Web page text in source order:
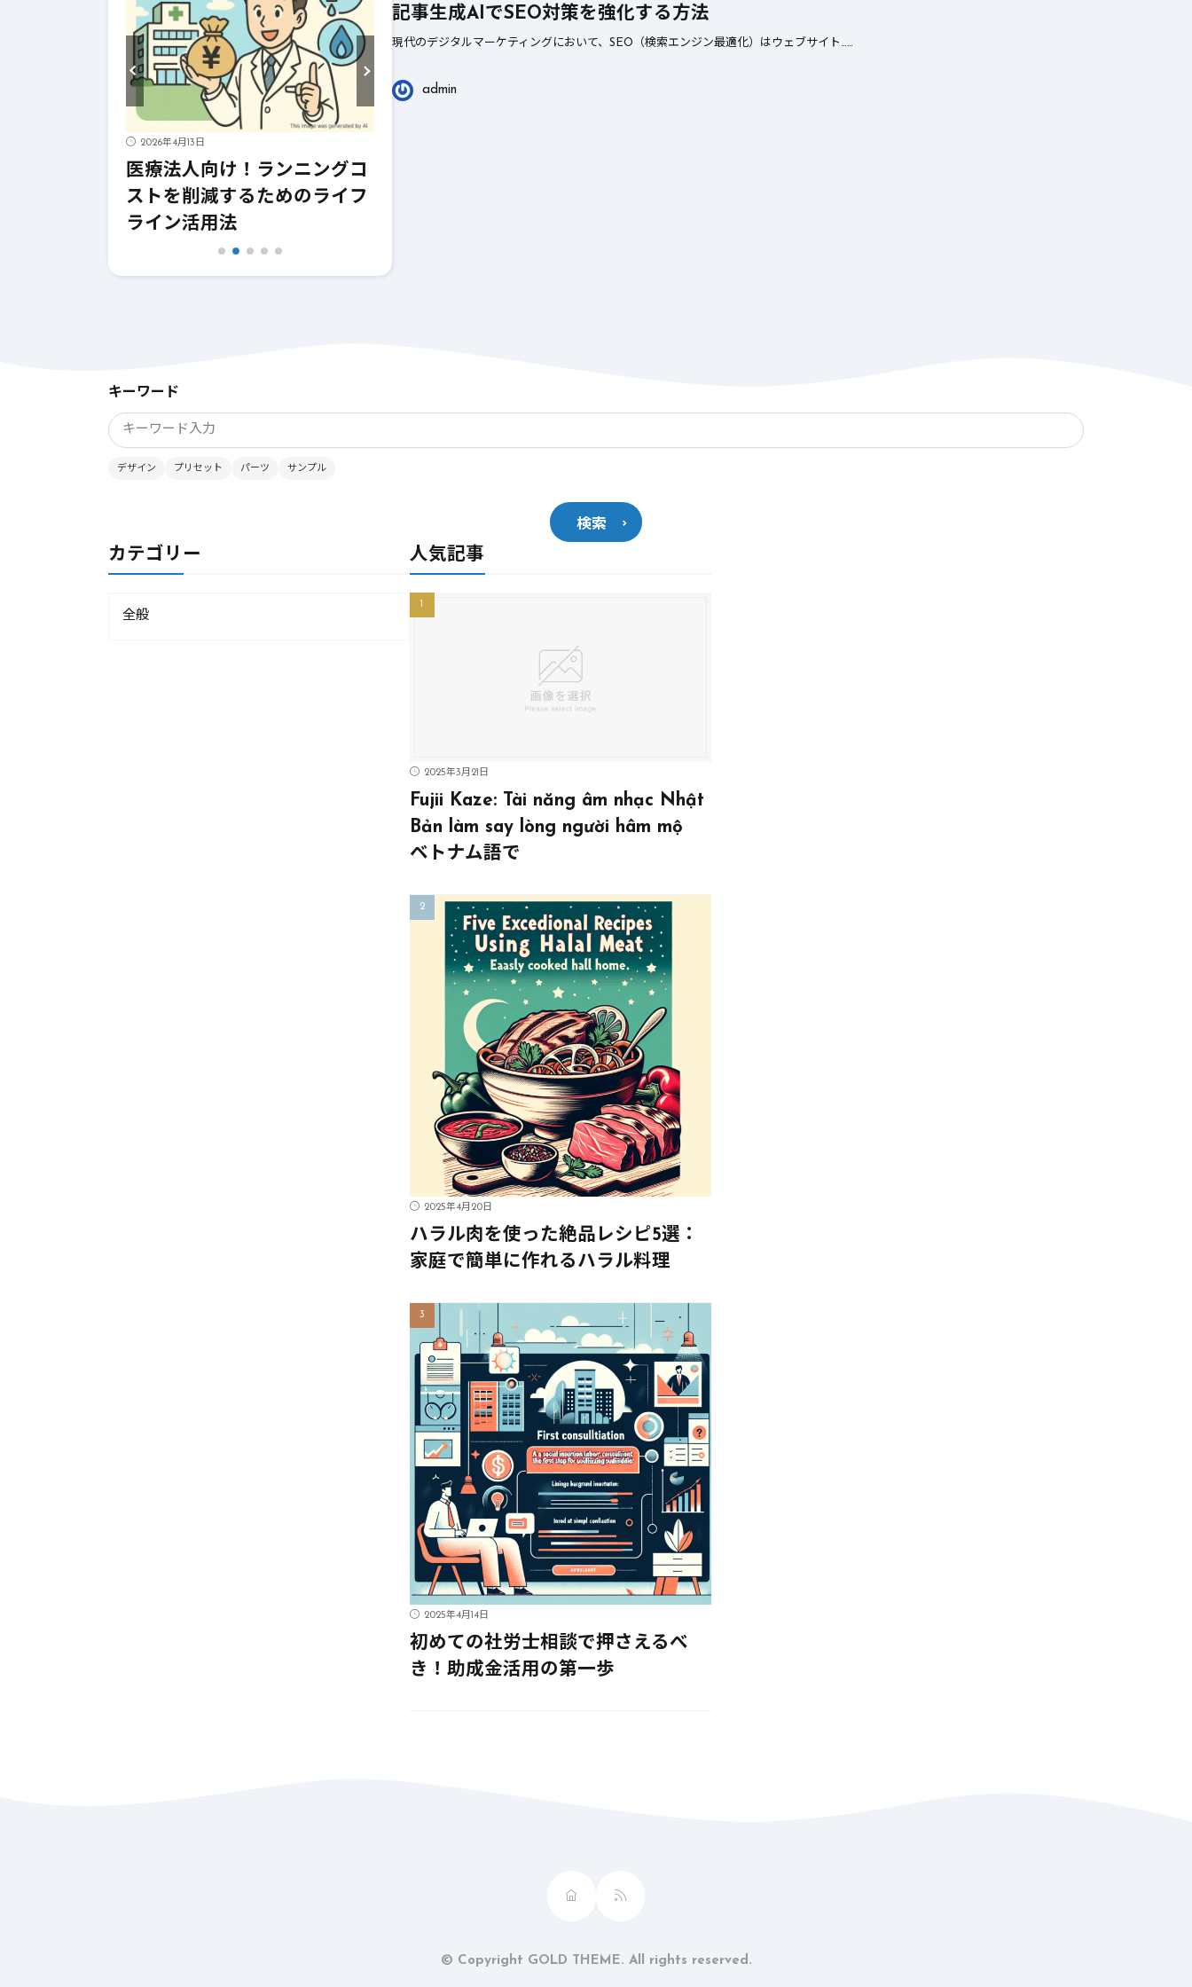
2026年4月13日
医療法人向け！ランニングコ
ストを削減するためのライフ
ライン活用法
記事生成AIでSEO対策を強化する方法
現代のデジタルマーケティングにおいて、SEO（検索エンジン最適化）はウェブサイト……
admin
キーワード
デザイン プリセット パーツ サンプル
検索
カテゴリー
全般
人気記事
2025年3月21日
Fujii Kaze: Tài năng âm nhạc Nhật
Bản làm say lòng người hâm mộ
ベトナム語で
2025年4月20日
ハラル肉を使った絶品レシピ5選：
家庭で簡単に作れるハラル料理
2025年4月14日
初めての社労士相談で押さえるべ
き！助成金活用の第一歩
© Copyright GOLD THEME. All rights reserved.